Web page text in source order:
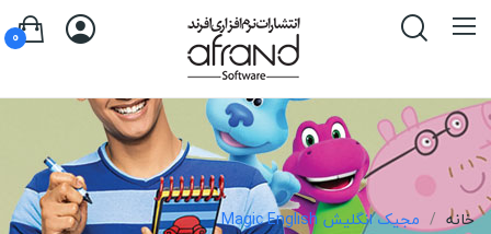
0
خانه مجیک انگلیش Magic English